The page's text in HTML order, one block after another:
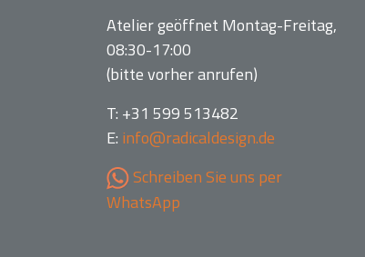
Atelier geöffnet Montag-Freitag,
08:30-17:00
(bitte vorher anrufen)
T: +31 599 513482
E: info@radicaldesign.de
Schreiben Sie uns per
WhatsApp